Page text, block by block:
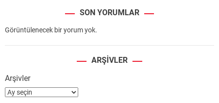
SON YORUMLAR
Görüntülenecek bir yorum yok.
ARŞIVLER
Arşivler